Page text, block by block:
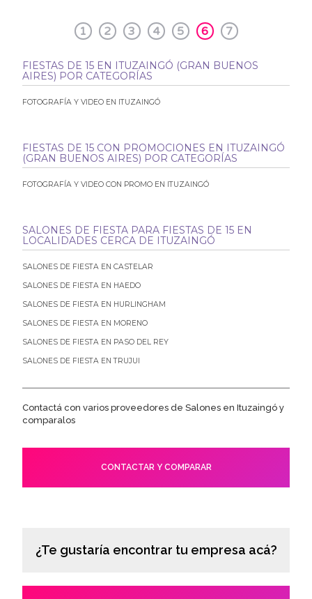
1 2 3 4 5 6 7
FIESTAS DE 15 EN ITUZAINGÓ (GRAN BUENOS
AIRES) POR CATEGORÍAS
FOTOGRAFÍA Y VIDEO EN ITUZAINGÓ
FIESTAS DE 15 CON PROMOCIONES EN ITUZAINGÓ
(GRAN BUENOS AIRES) POR CATEGORÍAS
FOTOGRAFÍA Y VIDEO CON PROMO EN ITUZAINGÓ
SALONES DE FIESTA PARA FIESTAS DE 15 EN
LOCALIDADES CERCA DE ITUZAINGÓ
SALONES DE FIESTA EN CASTELAR
SALONES DE FIESTA EN HAEDO
SALONES DE FIESTA EN HURLINGHAM
SALONES DE FIESTA EN MORENO
SALONES DE FIESTA EN PASO DEL REY
SALONES DE FIESTA EN TRUJUI
Contactá con varios proveedores de Salones en Ituzaingó y
comparalos
CONTACTAR Y COMPARAR
¿Te gustaría encontrar tu empresa acá?